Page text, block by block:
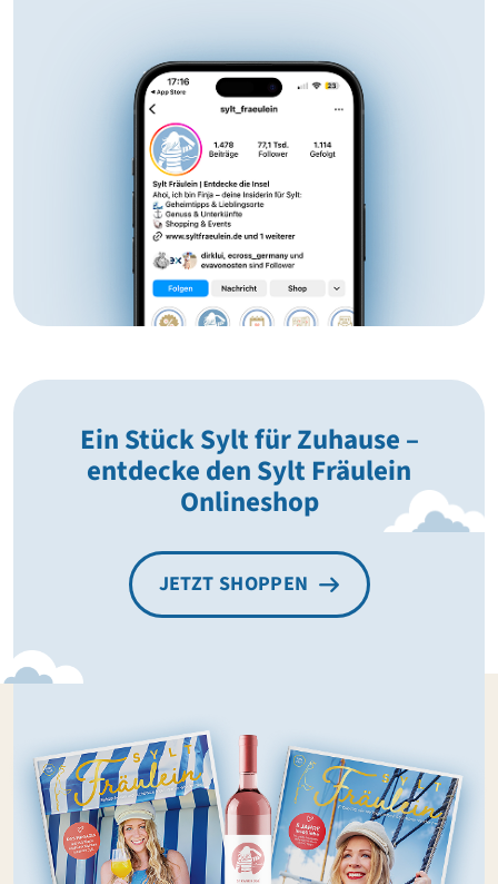
Ein Stück Sylt für Zuhause –
entdecke den Sylt Fräulein
Onlineshop
JETZT SHOPPEN